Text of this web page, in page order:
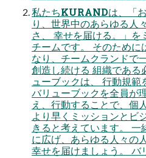
私たちKURANDは、「
り、世界中のあらゆる人
さ、 幸せを届ける。」を
チームです。 そのために
なり、チームクランドで
創造し続ける 組織である
ューブックは、 行動規
バリューブックを全員が
え、行動することで、個
より早くミッションとビ
きると考えています。
に広げ、あらゆる人々の
幸せを届けましょう。 バ